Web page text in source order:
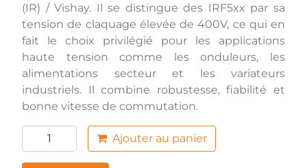
(IR) / Vishay. Il se distingue des IRF5xx par sa
tension de claquage élevée de 400V, ce qui en
fait le choix privilégié pour les applications
haute tension comme les onduleurs, les
alimentations secteur et les variateurs
industriels. Il combine robustesse, fiabilité et
bonne vitesse de commutation.
Ajouter au panier